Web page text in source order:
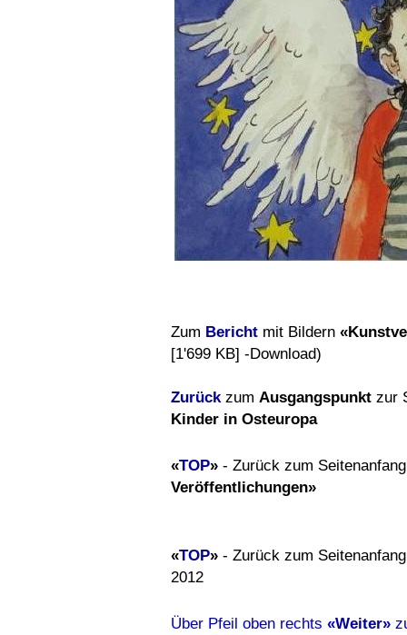
Zum Bericht mit Bildern
[1'699 KB] -Download)
Zurück zum Ausgangspunkt zur
Kinder in Osteuropa
«TOP» - Zurück zum
Veröffentlichungen»
«TOP» - Zurück zum
2012
Über Pfeil oben rechts «Weiter»